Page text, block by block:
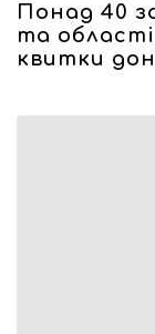
Понад 40
та
квитки